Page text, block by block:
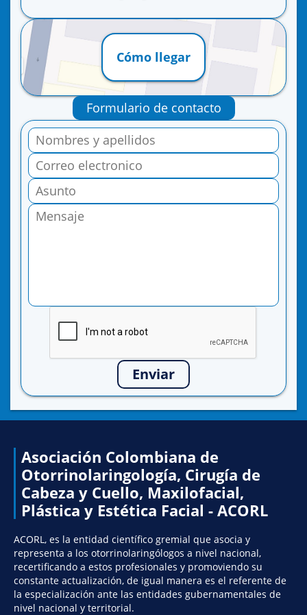
Cómo llegar
Formulario de contacto
Enviar
Asociación Colombiana de
Otorrinolaringología, Cirugía de
Cabeza y Cuello, Maxilofacial,
Plástica y Estética Facial - ACORL
ACORL, es la entidad científico gremial que asocia y
representa a los otorrinolaringólogos a nivel nacional,
recertificando a estos profesionales y promoviendo su
constante actualización, de igual manera es el referente de
la especialización ante las entidades gubernamentales de
nivel nacional y territorial.